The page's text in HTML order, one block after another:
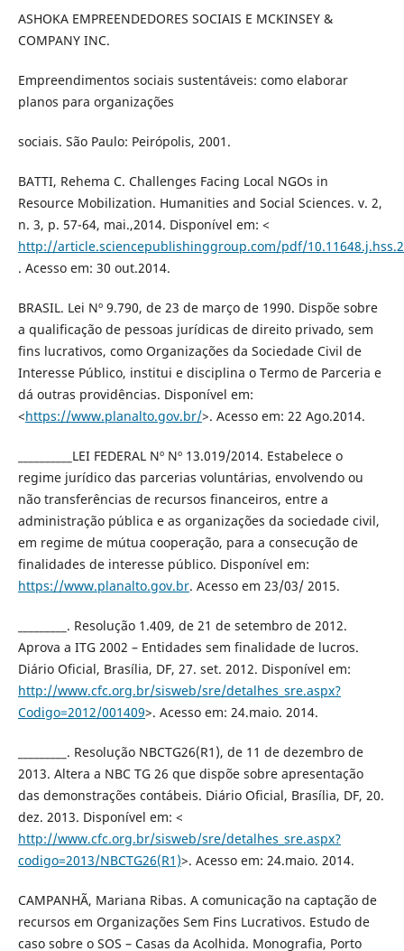
ASHOKA EMPREENDEDORES SOCIAIS E MCKINSEY &
COMPANY INC.
Empreendimentos sociais sustentáveis: como elaborar
planos para organizações
sociais. São Paulo: Peirópolis, 2001.
BATTI, Rehema C. Challenges Facing Local NGOs in
Resource Mobilization. Humanities and Social Sciences. v. 2,
n. 3, p. 57-64, mai.,2014. Disponível em: <
http://article.sciencepublishinggroup.com/pdf/
. Acesso em: 30 out.2014.
BRASIL. Lei Nº 9.790, de 23 de março de 1990. Dispõe sobre
a qualificação de pessoas jurídicas de direito privado, sem
fins lucrativos, como Organizações da Sociedade Civil de
Interesse Público, institui e disciplina o Termo de Parceria e
dá outras providências. Disponível em:
<https://www.planalto.gov.br/>. Acesso em: 22 Ago.2014.
__________LEI FEDERAL Nº Nº 13.019/2014. Estabelece o
regime jurídico das parcerias voluntárias, envolvendo ou
não transferências de recursos financeiros, entre a
administração pública e as organizações da sociedade civil,
em regime de mútua cooperação, para a consecução de
finalidades de interesse público. Disponível em:
https://www.planalto.gov.br. Acesso em 23/03/ 2015.
_________. Resolução 1.409, de 21 de setembro de 2012.
Aprova a ITG 2002 – Entidades sem finalidade de lucros.
Diário Oficial, Brasília, DF, 27. set. 2012. Disponível em:
http://www.cfc.org.br/sisweb/sre/detalhes_sre.aspx?
Codigo=2012/001409>. Acesso em: 24.maio. 2014.
_________. Resolução NBCTG26(R1), de 11 de dezembro de
2013. Altera a NBC TG 26 que dispõe sobre apresentação
das demonstrações contábeis. Diário Oficial, Brasília, DF, 20.
dez. 2013. Disponível em: <
http://www.cfc.org.br/sisweb/sre/detalhes_sre.aspx?
codigo=2013/NBCTG26(R1)>. Acesso em: 24.maio. 2014.
CAMPANHÃ, Mariana Ribas. A comunicação na captação de
recursos em Organizações Sem Fins Lucrativos. Estudo de
caso sobre o SOS – Casas da Acolhida. Monografia, Porto